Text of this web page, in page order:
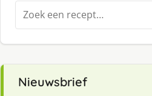
Zoeken
naar:
Nieuwsbrief